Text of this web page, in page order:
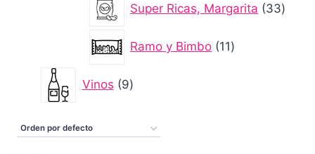
Super Ricas, Margarita
33
Ramo y Bimbo 11
productos
Vinos 9
productos